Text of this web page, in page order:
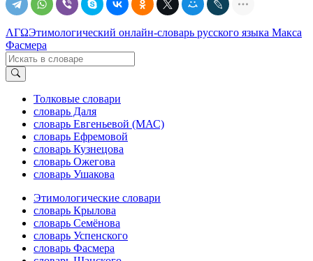
ΛΓΩЭтимологический онлайн-словарь русского языка Макса
Фасмера
Толковые словари
словарь Даля
словарь Евгеньевой (МАС)
словарь Ефремовой
словарь Кузнецова
словарь Ожегова
словарь Ушакова
Этимологические словари
словарь Крылова
словарь Семёнова
словарь Успенского
словарь Фасмера